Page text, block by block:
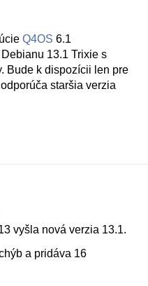
Q4OS 6.1
13.1 Trixie s
Bude k dispozícii len pre
staršia verzia
vyšla nová verzia 13.1.
a pridáva 16